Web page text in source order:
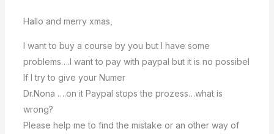
Hallo and merry xmas,
I want to buy a course by you but I have some
problems….I want to pay with paypal but it is no possibel
If I try to give your Numer
Dr.Nona ….on it Paypal stops the prozess…what is
wrong?
Please help me to find the mistake or an other way of